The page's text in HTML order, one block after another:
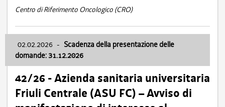
Centro di Riferimento Oncologico (CRO)
02.02.2026 - Scadenza della presentazione delle
domande: 31.12.2026
42/26 - Azienda sanitaria universitaria
Friuli Centrale (ASU FC) – Avviso di